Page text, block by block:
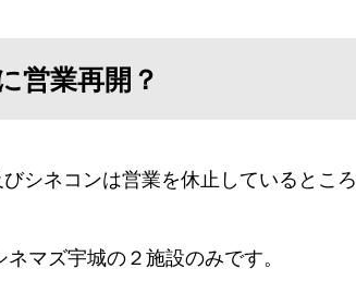
営業再開？
シネコンは営業を休止しているところ
マズ宇城の２施設のみです。